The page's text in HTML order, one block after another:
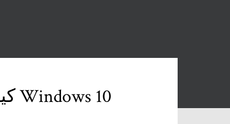
كيفية إصلاح مشكلة التمهيد البطيء في نظام التشغيل Windows 10